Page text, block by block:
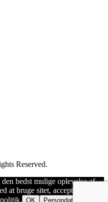
Reserved.
bedst mulige oplevelse af
at bruge sitet, accepterer du
OK Persondatapolitik